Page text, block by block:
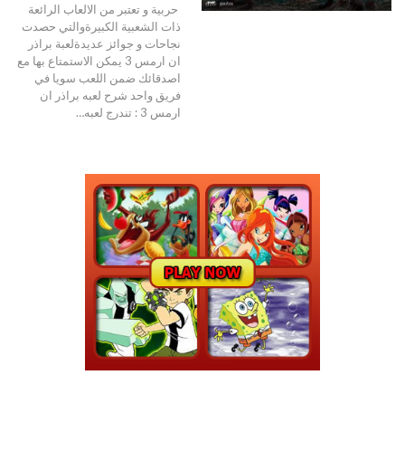
حربية و تعتبر من الالعاب الرائعة
ذات الشعبية الكبيرةوالتي حصدت
نجاحات و جوائز عديدةلعبة براذر
ان ارمس 3 يمكن الاستمتاع بها مع
اصدقائك ضمن اللعب سويا في
فريق واحد شرح لعبه براذر ان
ارمس 3 :
تندرج لعبه…